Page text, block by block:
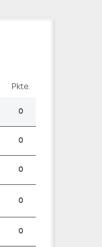
Differenz
Pkte.
0
0
0
0
0